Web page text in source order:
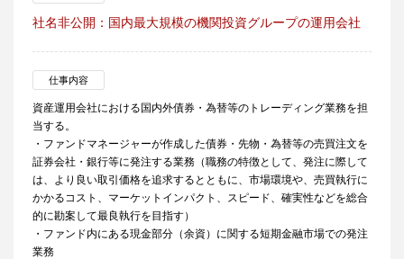
社名非公開：国内最大規模の機関投資グループの運用会社
仕事内容
資産運用会社における国内外債券・為替等のトレーディング業務を担
当する。
・ファンドマネージャーが作成した債券・先物・為替等の売買注文を
証券会社・銀行等に発注する業務（職務の特徴として、発注に際して
は、より良い取引価格を追求するとともに、市場環境や、売買執行に
かかるコスト、マーケットインパクト、スピード、確実性などを総合
的に勘案して最良執行を目指す）
・ファンド内にある現金部分（余資）に関する短期金融市場での発注
業務